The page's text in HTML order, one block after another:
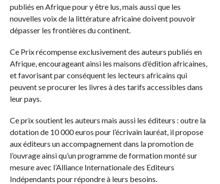
publiés en Afrique pour y être lus, mais aussi que les
nouvelles voix de la littérature africaine doivent pouvoir
dépasser les frontières du continent.
Ce Prix récompense exclusivement des auteurs publiés en
Afrique, encourageant ainsi les maisons d’édition africaines,
et favorisant par conséquent les lecteurs africains qui
peuvent se procurer les livres à des tarifs accessibles dans
leur pays.
Ce prix soutient les auteurs mais aussi les éditeurs : outre la
dotation de 10 000 euros pour l’écrivain lauréat, il propose
aux éditeurs un accompagnement dans la promotion de
l’ouvrage ainsi qu’un programme de formation monté sur
mesure avec l’Alliance Internationale des Editeurs
Indépendants pour répondre à leurs besoins.